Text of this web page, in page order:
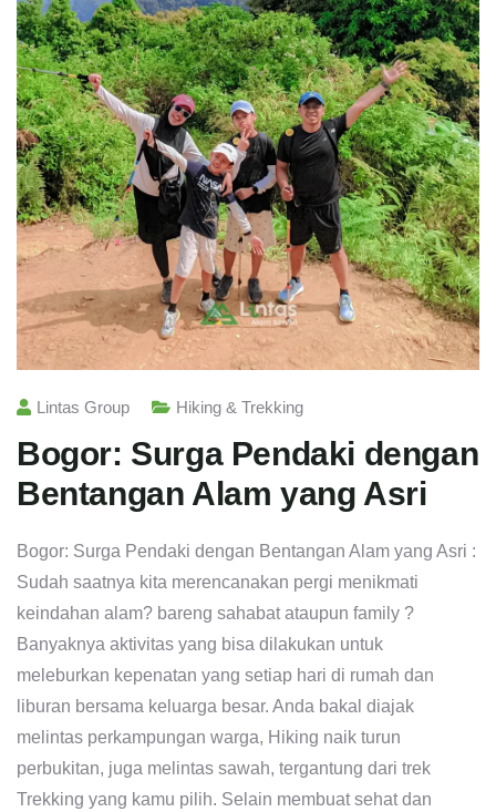
Lintas Group Hiking & Trekking
Bogor: Surga Pendaki dengan
Bentangan Alam yang Asri
Bogor: Surga Pendaki dengan Bentangan Alam yang Asri :
Sudah saatnya kita merencanakan pergi menikmati
keindahan alam? bareng sahabat ataupun family ?
Banyaknya aktivitas yang bisa dilakukan untuk
meleburkan kepenatan yang setiap hari di rumah dan
liburan bersama keluarga besar. Anda bakal diajak
melintas perkampungan warga, Hiking naik turun
perbukitan, juga melintas sawah, tergantung dari trek
Trekking yang kamu pilih. Selain membuat sehat dan